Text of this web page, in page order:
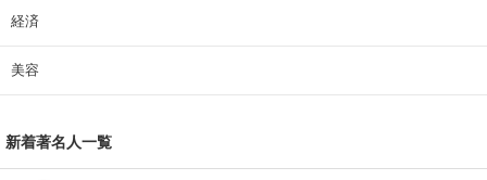
経済
美容
新着著名人一覧